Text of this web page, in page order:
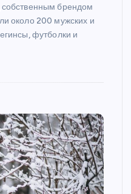
брендом
около 200 мужских и
футболки и